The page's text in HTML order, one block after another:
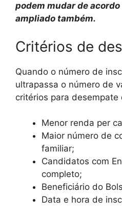
podem mudar de
ampliado também.
Critérios de
Quando o número de
ultrapassa o número de
critérios para desempate
Menor renda per
Maior número de
familiar;
Candidatos com
completo;
Beneficiário do
Data e hora de